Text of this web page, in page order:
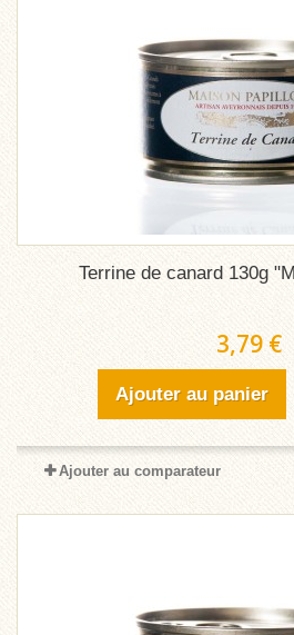
Terrine de canard 130g
3,79 €
Ajouter au panier
Ajouter au comparateur